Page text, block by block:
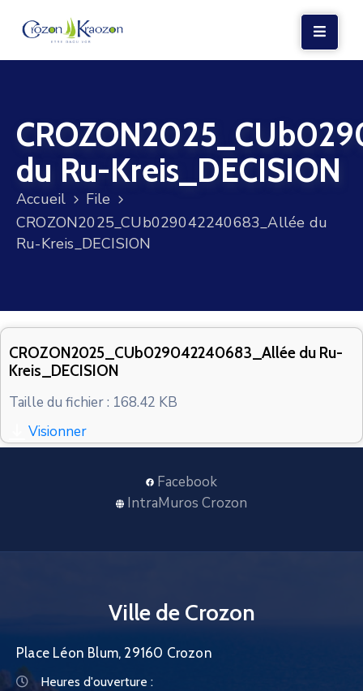
VIE
LOCALE
VIE
SOCIALE
TERRE
VOS
CONTACT
du Ru-Kreis_DECISION
Accueil
File
CROZON2025_CUb029042240683_Allée du
Ru-Kreis_DECISION
CROZON2025_CUb029042240683_Allée du Ru-
Kreis_DECISION
Taille du fichier : 168.42 KB
Visionner
Facebook
IntraMuros Crozon
Ville de Crozon
Place Léon Blum, 29160 Crozon
Heures d'ouverture :